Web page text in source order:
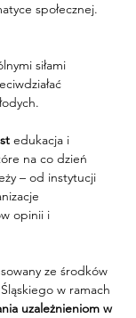
społecznej.
siłami
edukacja i
na co dzień
– od instytucji
opinii i
ze środków
w ramach
uzależnieniom w